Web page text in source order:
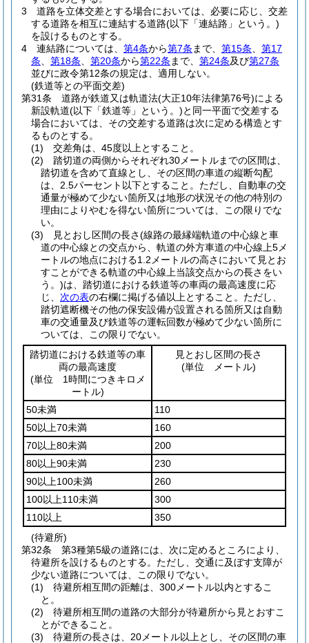
3
道路を立体交差とする場合においては、必要に応じ、交差
する道路を相互に連結する道路(以下「連結路」という。)
を設けるものとする。
4
連結路については、 第4条から第7条 まで、 第15条
第17
条
第18条 第20条から第22条 まで、 第24条及び第27条
並びに政令第12条の規定は、適用しない。
(鉄道等との平面交差)
第31条
道路が鉄道又は軌道法(大正10年法律第76号)による
新設軌道(以下「鉄道等」という。)と同一平面で交差する
場合においては、その交差する道路は次に定める構造とす
るものとする。
(1)
交差角は、45度以上とすること。
(2)
踏切道の両側からそれぞれ30メートルまでの区間は、
踏切道を含めて直線とし、その区間の車道の縦断勾配
は、2.5パーセント以下とすること。 ただし、自動車の交
通量が極めて少ない箇所又は地形の状況その他の特別の
理由によりやむを得ない箇所については、この限りでな
い。
(3)
見とおし区間の長さ(線路の最縁端軌道の中心線と車
道の中心線との交点から、軌道の外方車道の中心線上5メ
ートルの地点における1.2メートルの高さにおいて見とお
すことができる軌道の中心線上当該交点からの長さをい
う。)は、踏切道における鉄道等の車両の最高速度に応
じ、 次の表の右欄に掲げる値以上とすること。 ただし、
踏切遮断機その他の保安設備が設置される箇所又は自動
車の交通量及び鉄道等の運転回数が極めて少ない箇所に
ついては、この限りでない。
踏切道における鉄道等の車
両の最高速度
(単位 1時間につきキロメ
ートル)
見とおし区間の長さ
(単位 メートル)
50未満
110
50以上70未満
160
70以上80未満
200
80以上90未満
230
90以上100未満
260
100以上110未満
300
110以上
350
(待避所)
第32条
第3種第5級の道路には、次に定めるところにより、
待避所を設けるものとする。 ただし、交通に及ぼす支障が
少ない道路については、この限りでない。
(1)
待避所相互間の距離は、300メートル以内とするこ
と。
(2)
待避所相互間の道路の大部分が待避所から見とおすこ
とができること。
(3)
待避所の長さは、20メートル以上とし、その区間の車